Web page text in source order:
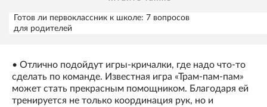
Готов ли первоклассник к школе: 7 вопросов
для родителей
• Отлично подойдут игры-кричалки, где надо что-то
сделать по команде. Известная игра «Трам-пам-пам»
может стать прекрасным помощником. Благодаря ей
тренируется не только координация рук, но и